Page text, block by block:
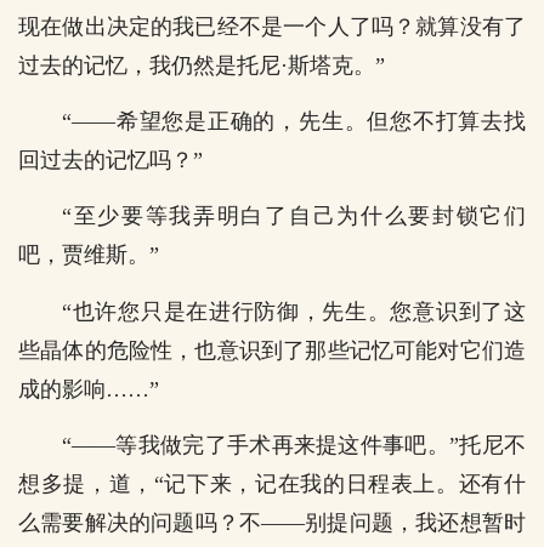
现在做出决定的我已经不是一个人了吗？就算没有了
过去的记忆，我仍然是托尼·斯塔克。”
“——希望您是正确的，先生。但您不打算去找
回过去的记忆吗？”
“至少要等我弄明白了自己为什么要封锁它们
吧，贾维斯。”
“也许您只是在进行防御，先生。您意识到了这
些晶体的危险性，也意识到了那些记忆可能对它们造
成的影响……”
“——等我做完了手术再来提这件事吧。”托尼不
想多提，道，“记下来，记在我的日程表上。还有什
么需要解决的问题吗？不——别提问题，我还想暂时